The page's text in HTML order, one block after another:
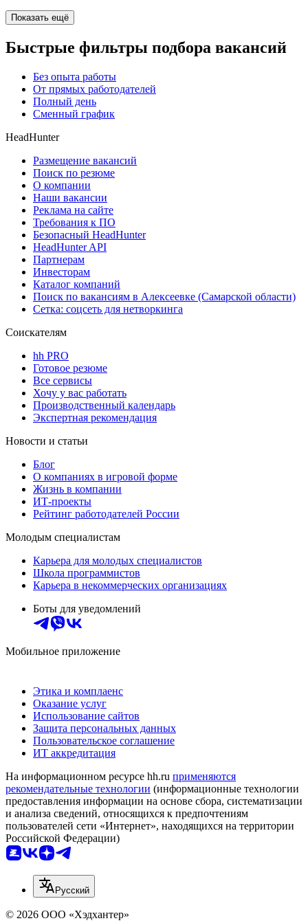
Показать ещё
Быстрые фильтры подбора вакансий
Без опыта работы
От прямых работодателей
Полный день
Сменный график
HeadHunter
Размещение вакансий
Поиск по резюме
О компании
Наши вакансии
Реклама на сайте
Требования к ПО
Безопасный HeadHunter
HeadHunter API
Партнерам
Инвесторам
Каталог компаний
Поиск по вакансиям в Алексеевке (Самарской области)
Сетка: соцсеть для нетворкинга
Соискателям
hh PRO
Готовое резюме
Все сервисы
Хочу у вас работать
Производственный календарь
Экспертная рекомендация
Новости и статьи
Блог
О компаниях в игровой форме
Жизнь в компании
ИТ-проекты
Рейтинг работодателей России
Молодым специалистам
Карьера для молодых специалистов
Школа программистов
Карьера в некоммерческих организациях
Боты для уведомлений
Мобильное приложение
Этика и комплаенс
Оказание услуг
Использование сайтов
Защита персональных данных
Пользовательское соглашение
ИТ аккредитация
На информационном ресурсе hh.ru применяются
рекомендательные технологии (информационные технологии
предоставления информации на основе сбора, систематизации
и анализа сведений, относящихся к предпочтениям
пользователей сети «Интернет», находящихся на территории
Российской Федерации)
Русский
© 2026 ООО «Хэдхантер»